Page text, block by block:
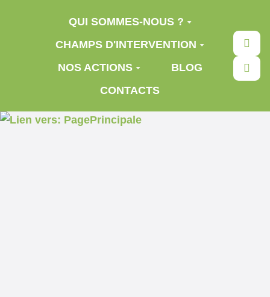
QUI SOMMES-NOUS ?
CHAMPS D'INTERVENTION
NOS ACTIONS
BLOG
CONTACTS